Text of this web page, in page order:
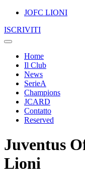
JOFC LIONI
ISCRIVITI
Home
Il Club
News
SerieA
Champions
JCARD
Contatto
Reserved
Juventus
Lioni